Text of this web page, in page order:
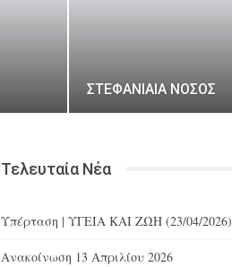
ΣΤΕΦΑΝΙΑΙΑ ΝΟΣΟΣ
Τελευταία Νέα
Υπέρταση | ΥΓΕΙΑ ΚΑΙ ΖΩΗ (23/04/2026)
Ανακοίνωση 13 Απριλίου 2026